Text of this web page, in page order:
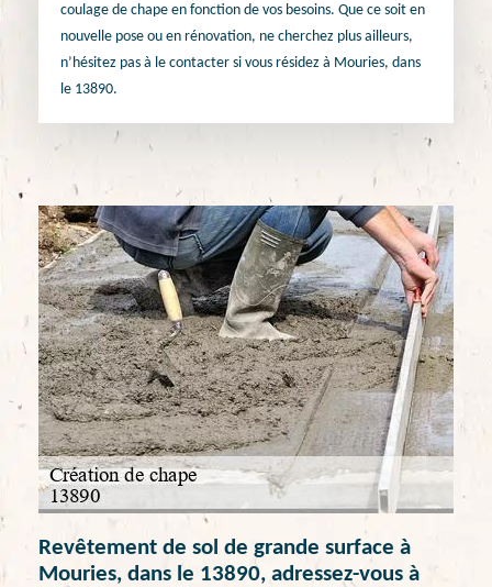
coulage de chape en fonction de vos besoins. Que ce soit en
nouvelle pose ou en rénovation, ne cherchez plus ailleurs,
n’hésitez pas à le contacter si vous résidez à Mouries, dans
le 13890.
Revêtement de sol de grande surface à
Mouries, dans le 13890, adressez-vous à